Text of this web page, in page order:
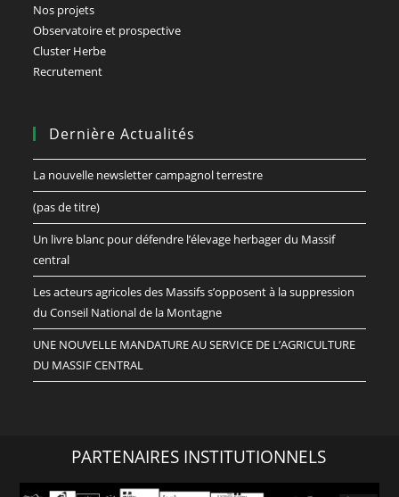
Nos projets
Observatoire et prospective
Cluster Herbe
Recrutement
Dernière Actualités
La nouvelle newsletter campagnol terrestre
(pas de titre)
Un livre blanc pour défendre l’élevage herbager du Massif
central
Les acteurs agricoles des Massifs s’opposent à la suppression
du Conseil National de la Montagne
UNE NOUVELLE MANDATURE AU SERVICE DE L’AGRICULTURE
DU MASSIF CENTRAL
PARTENAIRES INSTITUTIONNELS